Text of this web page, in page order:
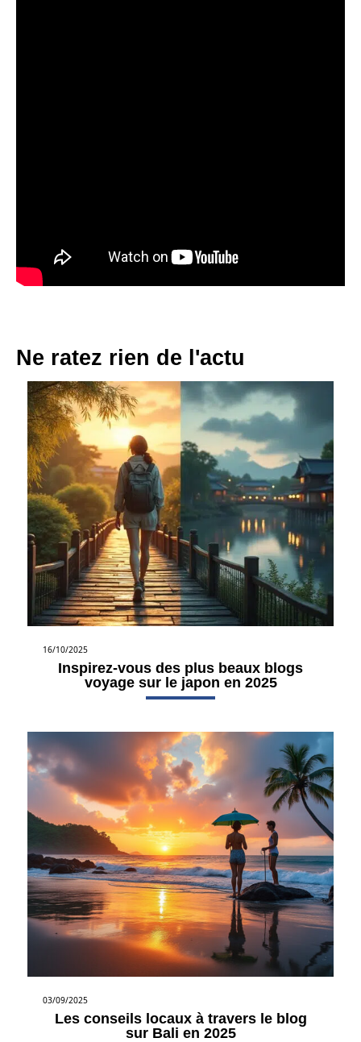
Ne ratez rien de l'actu
16/10/2025
Inspirez-vous des plus beaux blogs
voyage sur le japon en 2025
03/09/2025
Les conseils locaux à travers le blog
sur Bali en 2025